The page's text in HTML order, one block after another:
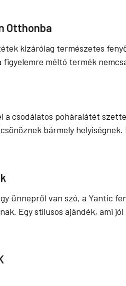
Otthonba
kizárólag természetes
méltó termék
a csodálatos poháralátét
bármely
ünnepről van szó, a Yantic
Egy stílusos ajándék, ami